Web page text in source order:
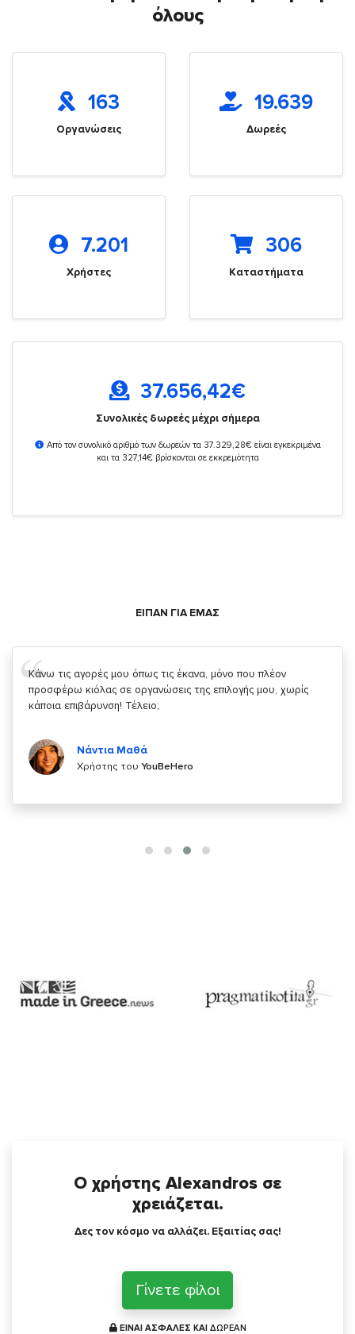
όλους
163
Οργανώσεις
19.639
Δωρεές
7.201
Χρήστες
306
Καταστήματα
37.656,42€
Συνολικές δωρεές μέχρι σήμερα
Από τον συνολικό αριθμό των δωρεών τα 37.329,28€ είναι εγκεκριμένα
και τα 327,14€ βρίσκονται σε εκκρεμότητα
ΕΙΠΑΝ ΓΙΑ ΕΜΑΣ
Σας ευχαριστώ που μας δίνετε την δυνατότητα να κάνουμε
κάτι!
Χρήστης τουYouBeHero
Ο χρήστης Alexandros σε
χρειάζεται.
Δες τον κόσμο να αλλάζει. Εξαιτίας σας!
Γίνετε φίλοι
ΕΙΝΑΙ ΑΣΦΑΛΕΣ ΚΑΙ ΔΩΡΕΑΝ